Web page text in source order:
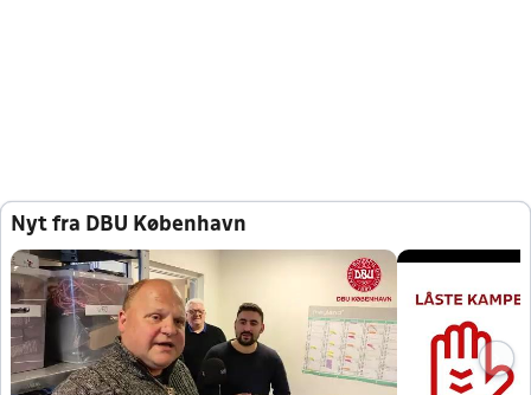
Nyt fra DBU København